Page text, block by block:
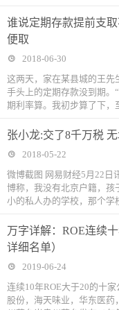
谁说定期存款提前支
便取
2018-06-30
这两天，家在某县城的王先
手头上的定期存款没到期。
期利率算。我初步算了下，
张小龙:交了8千万税
2018-05-22
微博截图 网易财经5月22日
博称，我没有北京户籍，孩
小的私人办的学校，那个学
万字详解：ROE连续
详细名单）
2019-06-24
连续10年ROE大于20的十
股份，海天味业，华东医